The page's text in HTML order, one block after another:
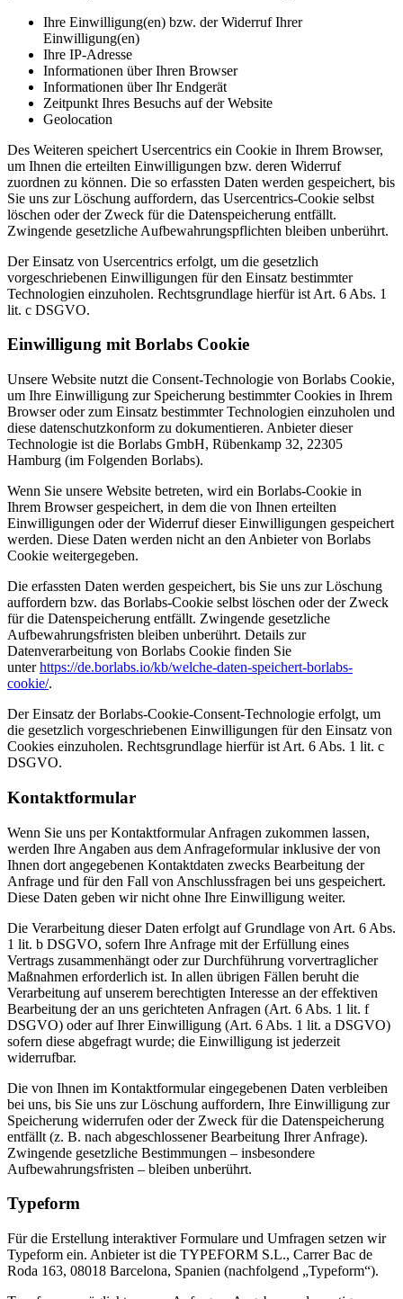
Ihre Einwilligung(en) bzw. der Widerruf Ihrer
Einwilligung(en)
Ihre IP-Adresse
Informationen über Ihren Browser
Informationen über Ihr Endgerät
Zeitpunkt Ihres Besuchs auf der Website
Geolocation
Des Weiteren speichert Usercentrics ein Cookie in Ihrem Browser,
um Ihnen die erteilten Einwilligungen bzw. deren Widerruf
zuordnen zu können. Die so erfassten Daten werden gespeichert, bis
Sie uns zur Löschung auffordern, das Usercentrics-Cookie selbst
löschen oder der Zweck für die Datenspeicherung entfällt.
Zwingende gesetzliche Aufbewahrungspflichten bleiben unberührt.
Der Einsatz von Usercentrics erfolgt, um die gesetzlich
vorgeschriebenen Einwilligungen für den Einsatz bestimmter
Technologien einzuholen. Rechtsgrundlage hierfür ist Art. 6 Abs. 1
lit. c DSGVO.
Einwilligung mit Borlabs Cookie
Unsere Website nutzt die Consent-Technologie von Borlabs Cookie,
um Ihre Einwilligung zur Speicherung bestimmter Cookies in Ihrem
Browser oder zum Einsatz bestimmter Technologien einzuholen und
diese datenschutzkonform zu dokumentieren. Anbieter dieser
Technologie ist die Borlabs GmbH, Rübenkamp 32, 22305
Hamburg (im Folgenden Borlabs).
Wenn Sie unsere Website betreten, wird ein Borlabs-Cookie in
Ihrem Browser gespeichert, in dem die von Ihnen erteilten
Einwilligungen oder der Widerruf dieser Einwilligungen gespeichert
werden. Diese Daten werden nicht an den Anbieter von Borlabs
Cookie weitergegeben.
Die erfassten Daten werden gespeichert, bis Sie uns zur Löschung
auffordern bzw. das Borlabs-Cookie selbst löschen oder der Zweck
für die Datenspeicherung entfällt. Zwingende gesetzliche
Aufbewahrungsfristen bleiben unberührt. Details zur
Datenverarbeitung von Borlabs Cookie finden Sie
unterhttps://de.borlabs.io/kb/welche-daten-speichert-borlabs-
cookie/.
Der Einsatz der Borlabs-Cookie-Consent-Technologie erfolgt, um
die gesetzlich vorgeschriebenen Einwilligungen für den Einsatz von
Cookies einzuholen. Rechtsgrundlage hierfür ist Art. 6 Abs. 1 lit. c
DSGVO.
Kontaktformular
Wenn Sie uns per Kontaktformular Anfragen zukommen lassen,
werden Ihre Angaben aus dem Anfrageformular inklusive der von
Ihnen dort angegebenen Kontaktdaten zwecks Bearbeitung der
Anfrage und für den Fall von Anschlussfragen bei uns gespeichert.
Diese Daten geben wir nicht ohne Ihre Einwilligung weiter.
Die Verarbeitung dieser Daten erfolgt auf Grundlage von Art. 6 Abs.
1 lit. b DSGVO, sofern Ihre Anfrage mit der Erfüllung eines
Vertrags zusammenhängt oder zur Durchführung vorvertraglicher
Maßnahmen erforderlich ist. In allen übrigen Fällen beruht die
Verarbeitung auf unserem berechtigten Interesse an der effektiven
Bearbeitung der an uns gerichteten Anfragen (Art. 6 Abs. 1 lit. f
DSGVO) oder auf Ihrer Einwilligung (Art. 6 Abs. 1 lit. a DSGVO)
sofern diese abgefragt wurde; die Einwilligung ist jederzeit
widerrufbar.
Die von Ihnen im Kontaktformular eingegebenen Daten verbleiben
bei uns, bis Sie uns zur Löschung auffordern, Ihre Einwilligung zur
Speicherung widerrufen oder der Zweck für die Datenspeicherung
entfällt (z. B. nach abgeschlossener Bearbeitung Ihrer Anfrage).
Zwingende gesetzliche Bestimmungen – insbesondere
Aufbewahrungsfristen – bleiben unberührt.
Typeform
Für die Erstellung interaktiver Formulare und Umfragen setzen wir
Typeform ein. Anbieter ist die TYPEFORM S.L., Carrer Bac de
Roda 163, 08018 Barcelona, Spanien (nachfolgend „Typeform“).